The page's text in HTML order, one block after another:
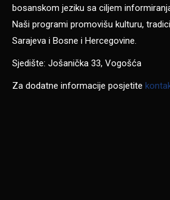
bosanskom jeziku sa ciljem
Naši programi promovišu kulturu,
Sarajeva i Bosne i Hercegovine.
Sjedište: Jošanička 33, Vogošća
Za dodatne informacije posjetite